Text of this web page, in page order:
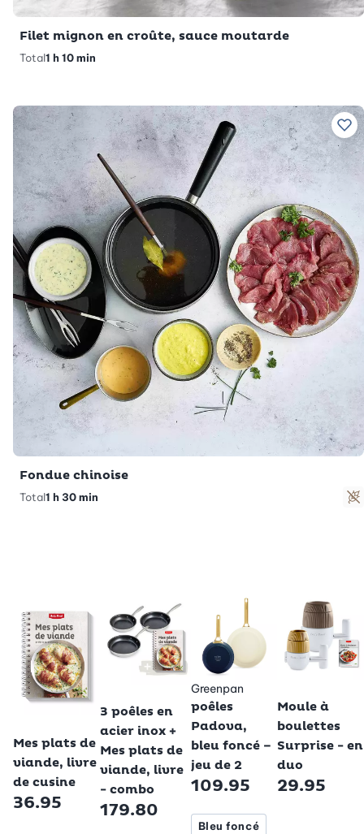
Filet mignon en croûte, sauce moutarde
Total1 h 10 min
Fondue chinoise
Total1 h 30 min
Mes plats de
viande, livre
de cusine
36.95
3 poêles en
acier inox +
Mes plats de
viande, livre
- combo
179.80
Greenpan
poêles
Padova,
bleu foncé –
jeu de 2
109.95
Bleu foncé
Moule à
boulettes
Surprise - en
duo
29.95